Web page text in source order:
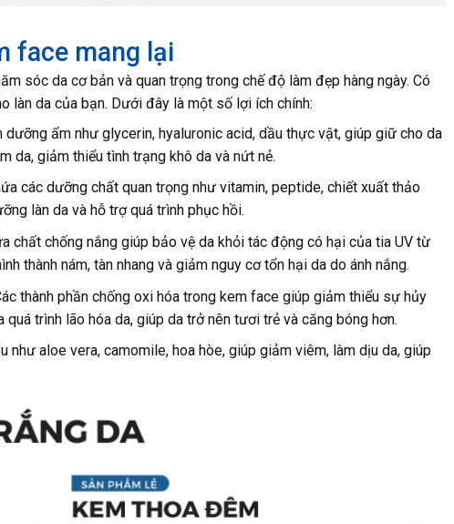
face mang lại
sóc da cơ bản và quan trọng trong chế độ làm đẹp hàng ngày. Có
làn da của bạn. Dưới đây là một số lợi ích chính:
ẩm như glycerin, hyaluronic acid, dầu thực vật, giúp giữ cho da
da, giảm thiểu tình trạng khô da và nứt nẻ.
các dưỡng chất quan trọng như vitamin, peptide, chiết xuất thảo
làn da và hỗ trợ quá trình phục hồi.
chất chống nắng giúp bảo vệ da khỏi tác động có hại của tia UV từ
thành nám, tàn nhang và giảm nguy cơ tổn hại da do ánh nắng.
thành phần chống oxi hóa trong kem face giúp giảm thiểu sự hủy
trình lão hóa da, giúp da trở nên tươi trẻ và căng bóng hơn.
như aloe vera, camomile, hoa hòe, giúp giảm viêm, làm dịu da, giúp